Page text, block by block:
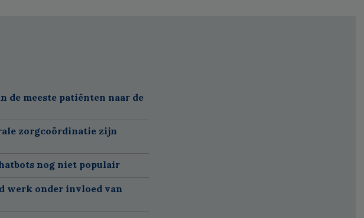
de meeste patiënten naar de
zorgcoördinatie zijn
nog niet populair
werk onder invloed van